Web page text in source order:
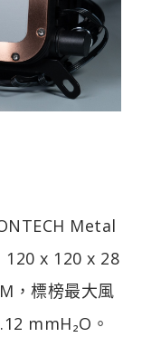
Metal
120 x 120 x 28
，標榜最大風
mmH₂O。